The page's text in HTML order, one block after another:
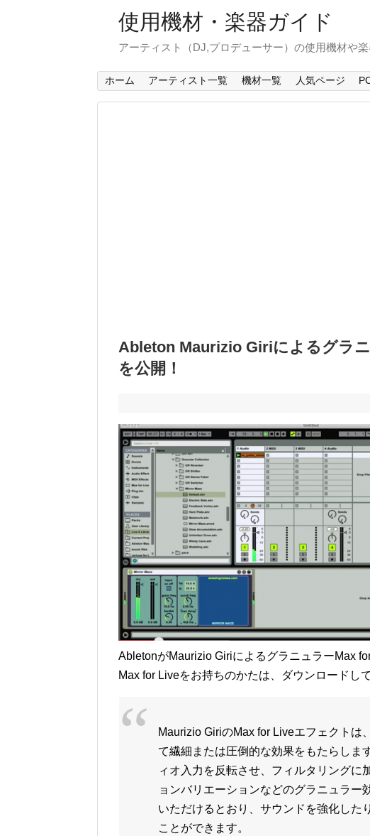
使用機材・楽器ガイド
アーティスト（DJ,プロデューサー）の使用機材や
ホーム アーティスト一覧 機材一覧 人気ページ
Ableton Maurizio Giriによるグラ
を公開！
AbletonがMaurizio GiriによるグラニュラーMax
Max for Liveをお持ちのかたは、ダウンロードし
Maurizio GiriのMax for Liveエフェクトは
て繊細または圧倒的な効果をもたらしま
ィオ入力を反転させ、フィルタリングに
ョンバリエーションなどのグラニュラー
いただけるとおり、サウンドを強化した
ことができます。